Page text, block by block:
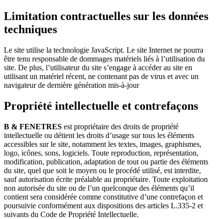
Limitation contractuelles sur les données
techniques
Le site utilise la technologie JavaScript. Le site Internet ne pourra
être tenu responsable de dommages matériels liés à l’utilisation du
site. De plus, l’utilisateur du site s’engage à accéder au site en
utilisant un matériel récent, ne contenant pas de virus et avec un
navigateur de dernière génération mis-à-jour
Propriété intellectuelle et contrefaçons
B & FENETRES est propriétaire des droits de propriété
intellectuelle ou détient les droits d’usage sur tous les éléments
accessibles sur le site, notamment les textes, images, graphismes,
logo, icônes, sons, logiciels. Toute reproduction, représentation,
modification, publication, adaptation de tout ou partie des éléments
du site, quel que soit le moyen ou le procédé utilisé, est interdite,
sauf autorisation écrite préalable au propriétaire. Toute exploitation
non autorisée du site ou de l’un quelconque des éléments qu’il
contient sera considérée comme constitutive d’une contrefaçon et
poursuivie conformément aux dispositions des articles L.335-2 et
suivants du Code de Propriété Intellectuelle.